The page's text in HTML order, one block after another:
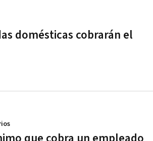
domésticas cobrarán el